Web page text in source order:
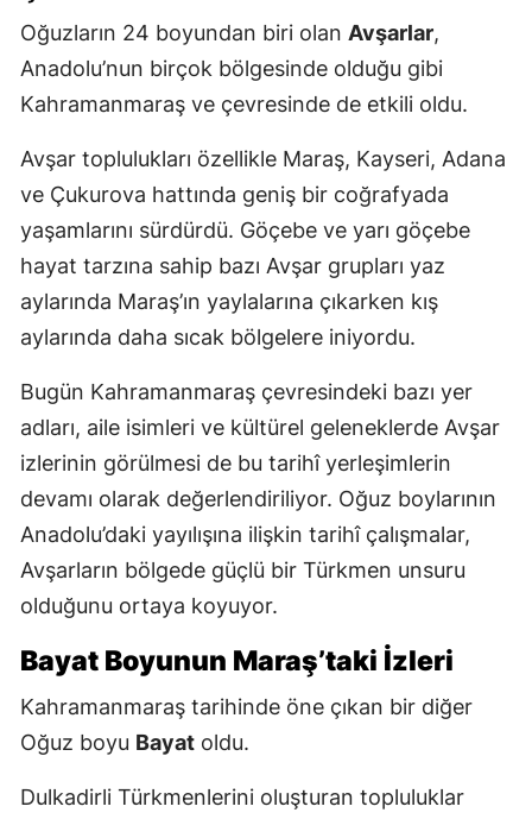
Oğuzların 24 boyundan biri olan Avşarlar,
Anadolu’nun birçok bölgesinde olduğu gibi
Kahramanmaraş ve çevresinde de etkili oldu.
Avşar toplulukları özellikle Maraş, Kayseri, Adana
ve Çukurova hattında geniş bir coğrafyada
yaşamlarını sürdürdü. Göçebe ve yarı göçebe
hayat tarzına sahip bazı Avşar grupları yaz
aylarında Maraş’ın yaylalarına çıkarken kış
aylarında daha sıcak bölgelere iniyordu.
Bugün Kahramanmaraş çevresindeki bazı yer
adları, aile isimleri ve kültürel geleneklerde Avşar
izlerinin görülmesi de bu tarihî yerleşimlerin
devamı olarak değerlendiriliyor. Oğuz boylarının
Anadolu’daki yayılışına ilişkin tarihî çalışmalar,
Avşarların bölgede güçlü bir Türkmen unsuru
olduğunu ortaya koyuyor.
Bayat Boyunun Maraş’taki İzleri
Kahramanmaraş tarihinde öne çıkan bir diğer
Oğuz boyu Bayat oldu.
Dulkadirli Türkmenlerini oluşturan topluluklar